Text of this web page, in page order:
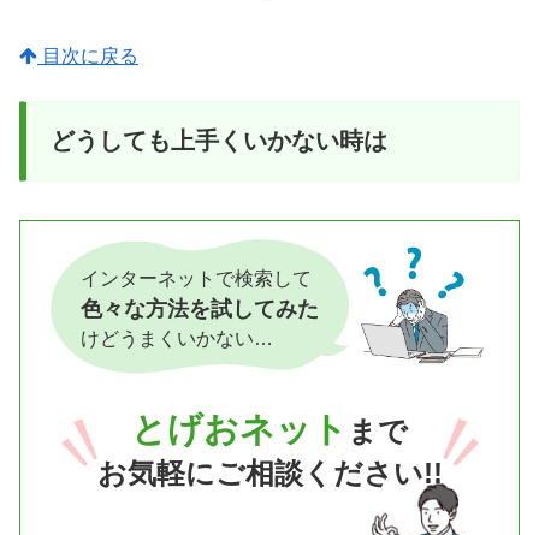
目次に戻る
どうしても上手くいかない時は
インターネットで検索して
色々な方法を試してみた
けどうまくいかない…
とげおネット まで
お気軽にご相談ください!!